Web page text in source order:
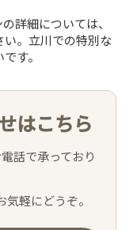
詳細については、
。立川での特別な
す。
はこちら
話で承っており
軽にどうぞ。